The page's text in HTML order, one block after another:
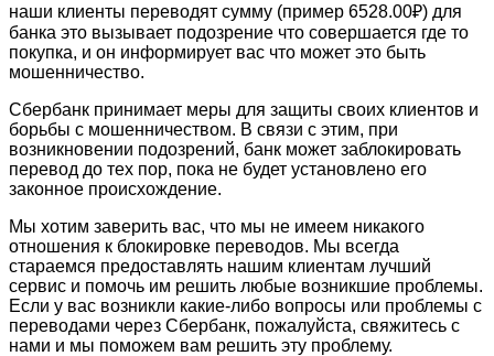
наши клиенты переводят сумму (пример 6528.00₽) для
банка это вызывает подозрение что совершается где то
покупка, и он информирует вас что может это быть
мошенничество.
Сбербанк принимает меры для защиты своих клиентов и
борьбы с мошенничеством. В связи с этим, при
возникновении подозрений, банк может заблокировать
перевод до тех пор, пока не будет установлено его
законное происхождение.
Мы хотим заверить вас, что мы не имеем никакого
отношения к блокировке переводов. Мы всегда
стараемся предоставлять нашим клиентам лучший
сервис и помочь им решить любые возникшие проблемы.
Если у вас возникли какие-либо вопросы или проблемы с
переводами через Сбербанк, пожалуйста, свяжитесь с
нами и мы поможем вам решить эту проблему.